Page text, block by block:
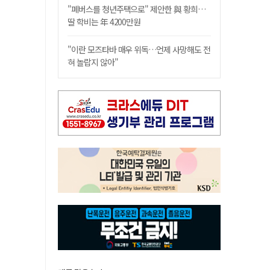
"폐버스를 청년주택으로" 제안한 與 황희…
딸 학비는 年 4200만원
"이란 모즈타바 매우 위독…언제 사망해도 전
혀 놀랍지 않아"